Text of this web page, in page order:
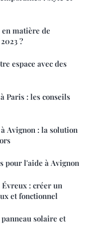
matière de
?
espace avec des
Paris : les conseils
Avignon : la solution
pour l'aide à Avignon
: créer un
et fonctionnel
solaire et